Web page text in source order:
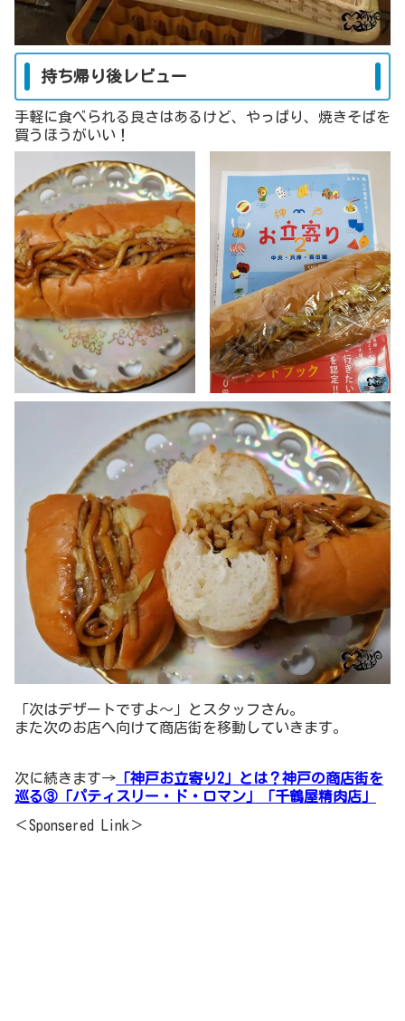
持ち帰り後レビュー
手軽に食べられる良さはあるけど、やっぱり、焼きそばを
買うほうがいい！
「次はデザートですよ～」とスタッフさん。
また次のお店へ向けて商店街を移動していきます。
次に続きます→ 「神戸お立寄り2」とは？神戸の商店街を
巡る③「パティスリー・ド・ロマン」「千鶴屋精肉店」
＜Sponsered Link＞